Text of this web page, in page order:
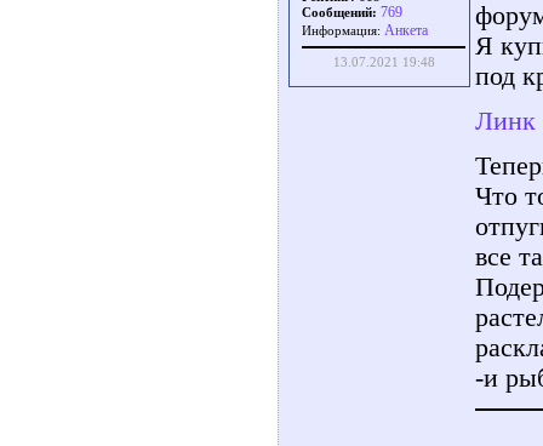
Сообщений: 769
Информация: Aнкета
13.07.2021 19:48
Я
под
Линк
Что
все
-и